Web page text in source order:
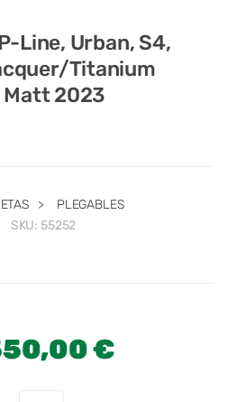
Line, Urban, S4,
Titanium
Matt 2023
>
PLEGABLES
SKU: 55252
€